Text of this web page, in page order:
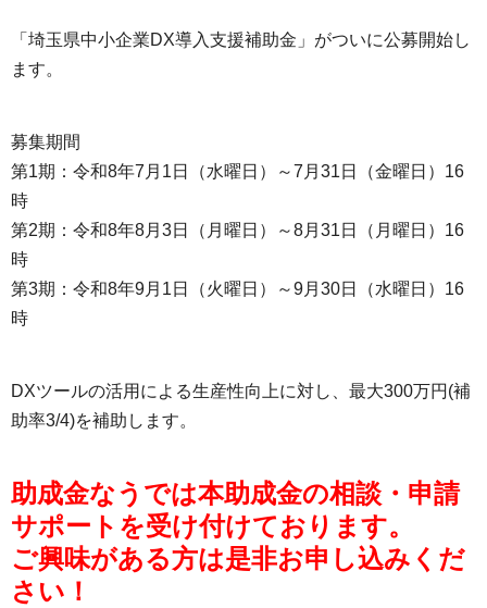
「埼玉県中小企業DX導入支援補助金」がついに公募開始し
ます。
募集期間
第1期：令和8年7月1日（水曜日）～7月31日（金曜日）16
時
第2期：令和8年8月3日（月曜日）～8月31日（月曜日）16
時
第3期：令和8年9月1日（火曜日）～9月30日（水曜日）16
時
DXツールの活用による生産性向上に対し、最大300万円(補
助率3/4)を補助します。
助成金なうでは本助成金の相談・申請
サポートを受け付けております。
ご興味がある方は是非お申し込みくだ
さい！